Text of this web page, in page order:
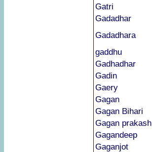
Gatri
Gadadhar
Gadadhara
gaddhu
Gadhadhar
Gadin
Gaery
Gagan
Gagan Bihari
Gagan prakash
Gagandeep
Gaganjot